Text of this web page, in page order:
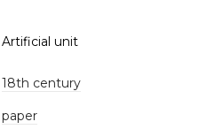
Artificial unit
18th century
paper